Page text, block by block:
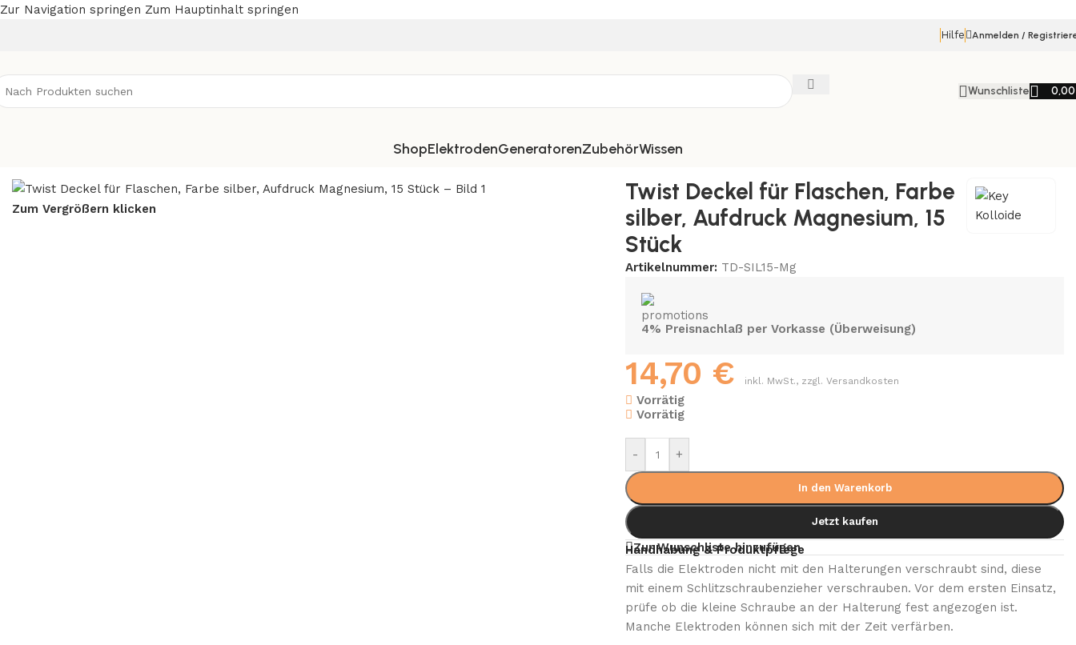
Zur Navigation springen Zum Hauptinhalt springen
Hilfe Anmelden /
Wunschliste
ShopElektrodenGeneratorenZubehörWissen
Zum Vergrößern klicken
Twist Deckel für Flaschen, Farbe
silber, Aufdruck Magnesium, 15
Stück
Artikelnummer: TD-SIL15-Mg
4% Preisnachlaß per Vorkasse (Überweisung)
14,70 € inkl. MwSt., zzgl. Versandkosten
Vorrätig
Vorrätig
- +
In den Warenkorb
Jetzt kaufen
Zur Wunschliste hinzufügen
Handhabung & Produktpflege
Falls die Elektroden nicht mit den Halterungen verschraubt sind, diese
mit einem Schlitzschraubenzieher verschrauben. Vor dem ersten Einsatz,
prüfe ob die kleine Schraube an der Halterung fest angezogen ist.
Manche Elektroden können sich mit der Zeit verfärben.